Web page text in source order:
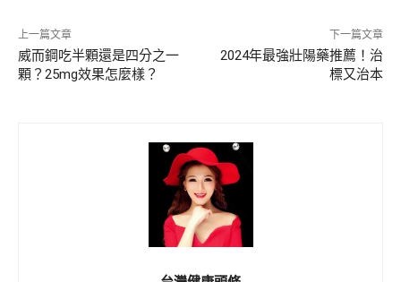
上一篇文章
威而鋼吃半顆還是四分之一
顆？25mg效果怎麼樣？
下一篇文章
2024年最強壯陽藥推薦！治
標又治本